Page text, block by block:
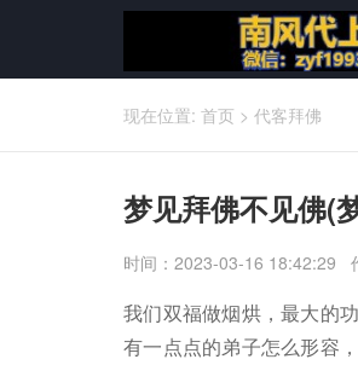
现在位置: 首页 > 代客拜佛
梦见拜佛不见佛(
时间：2023-03-16 18:42:29
我们双福做烟烘，最大的
有一点点的弟子怎么形容